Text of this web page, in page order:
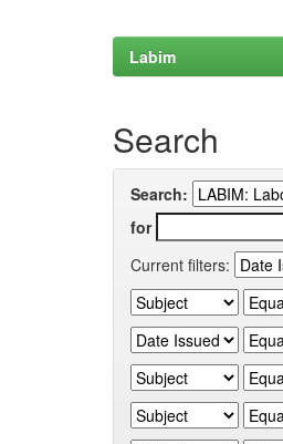
Labim
Search
Search:
for
Current filters: